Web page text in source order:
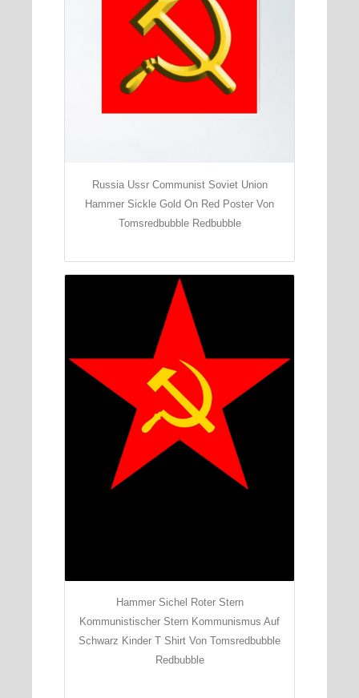
Russia Ussr Communist Soviet Union
Hammer Sickle Gold On Red Poster Von
Tomsredbubble Redbubble
Hammer Sichel Roter Stern
Kommunistischer Stern Kommunismus Auf
Schwarz Kinder T Shirt Von Tomsredbubble
Redbubble